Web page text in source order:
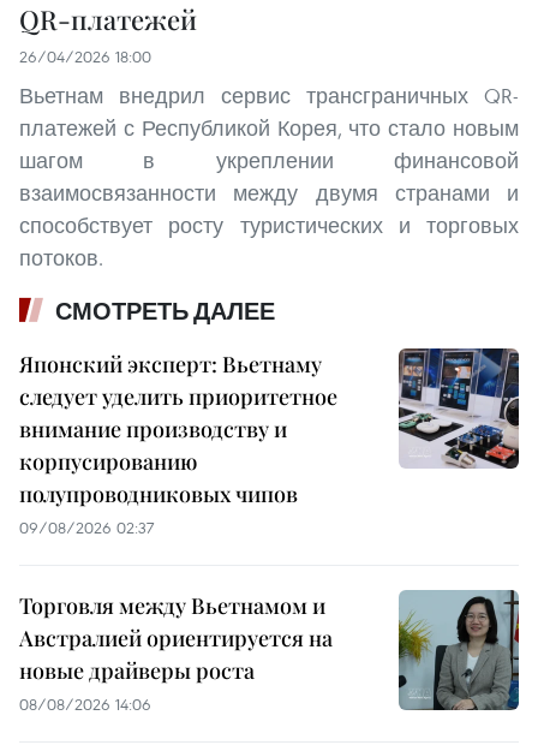
QR-платежей
26/04/2026 18:00
Вьетнам внедрил сервис трансграничных QR-
платежей с Республикой Корея, что стало новым
шагом в укреплении финансовой
взаимосвязанности между двумя странами и
способствует росту туристических и торговых
потоков.
СМОТРЕТЬ ДАЛЕЕ
Японский эксперт: Вьетнаму
следует уделить приоритетное
внимание производству и
корпусированию
полупроводниковых чипов
09/08/2026 02:37
Торговля между Вьетнамом и
Австралией ориентируется на
новые драйверы роста
08/08/2026 14:06